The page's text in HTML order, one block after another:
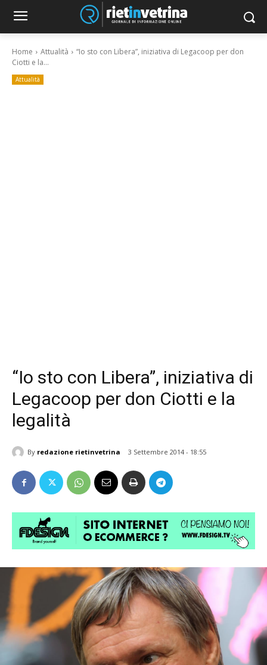
Home Attualità
“Io sto con Libera”, iniziativa di Legacoop per don
Ciotti e la...
Attualità
“Io sto con Libera”, iniziativa di
Legacoop per don Ciotti e la
legalità
By redazione rietinvetrina 3 Settembre 2014 - 18:55